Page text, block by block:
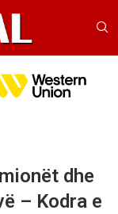
dhe
– Kodra e